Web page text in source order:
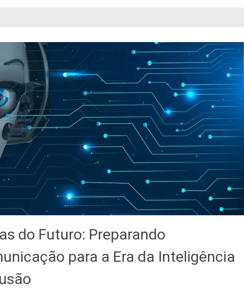
do Futuro: Preparando
para a Era da Inteligência